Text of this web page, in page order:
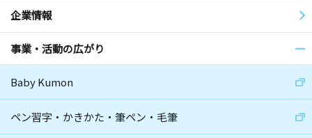
企業情報
事業・活動の広がり
Baby Kumon
ペン習字・かきかた・筆ペン・毛筆